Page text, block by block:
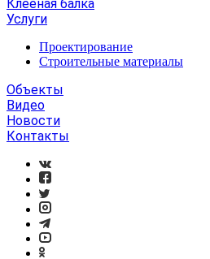
Клееная балка
Услуги
Проектирование
Строительные материалы
Объекты
Видео
Новости
Контакты